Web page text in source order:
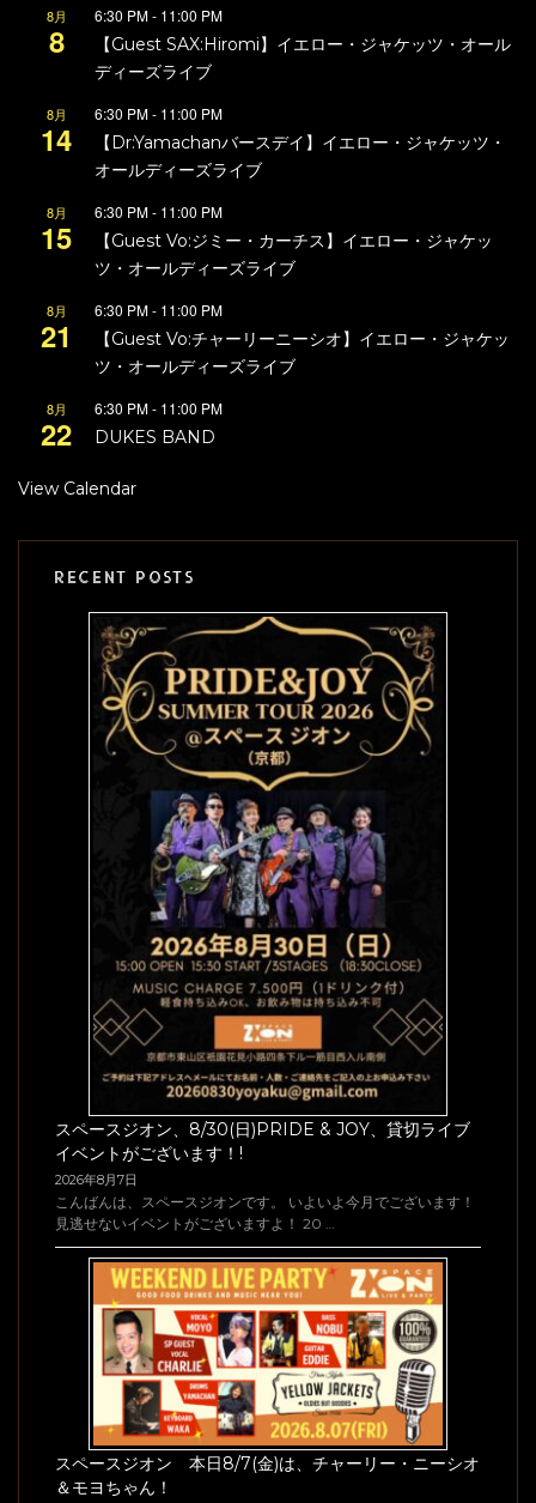
8月
8
6:30 PM- 11:00 PM
【Guest SAX:Hiromi】イエロー・ジャケッツ・オール
ディーズライブ
8月
14
6:30 PM- 11:00 PM
【Dr:Yamachanバースデイ】イエロー・ジャケッツ・
オールディーズライブ
8月
15
6:30 PM- 11:00 PM
【Guest Vo:ジミー・カーチス】イエロー・ジャケッ
ツ・オールディーズライブ
8月
21
6:30 PM- 11:00 PM
【Guest Vo:チャーリーニーシオ】イエロー・ジャケッ
ツ・オールディーズライブ
8月
22
6:30 PM- 11:00 PM
DUKES BAND
View Calendar
RECENT POSTS
スペースジオン、8/30(日)PRIDE & JOY、貸切ライブ
イベントがございます！!
2026年8月7日
こんばんは、スペースジオンです。 いよいよ今月でございます！
見逃せないイベントがございますよ！ 20 …
スペースジオン 本日8/7(金)は、チャーリー・ニーシオ
＆モヨちゃん！